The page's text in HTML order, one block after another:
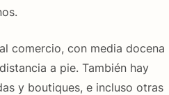
comercio, con media docena
a pie. También hay
y boutiques, e incluso otras